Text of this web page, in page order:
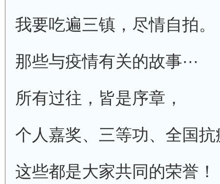
我要吃遍三镇，尽情自拍。
那些与疫情有关的故事···
所有过往，皆是序章，
个人嘉奖、三等功、全国
这些都是大家共同的荣誉！